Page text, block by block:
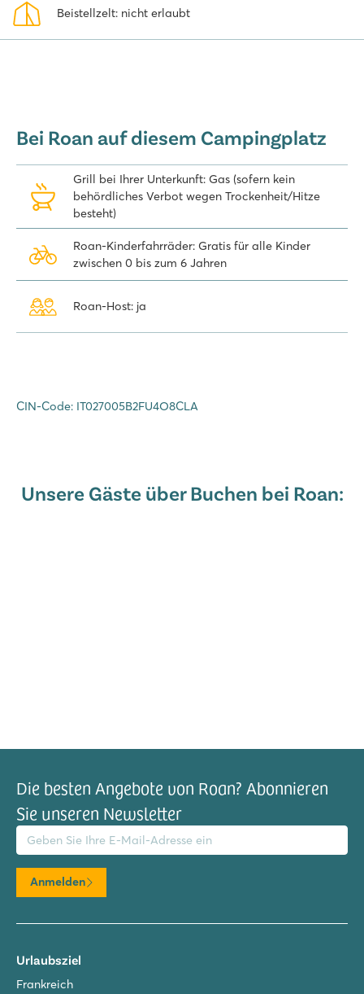
entspannen. Empfehlenswert ist auch ein Ausflug in das malerische
Campingplatz Pra' delle Torri in Italien. Die meisten unserer
Mobilheime befinden sich in einer autofreien Zone, in der Sie ein-
und ausladen dürfen. Entdecken Sie die Möglichkeiten und buchen
Sie Ihren Aufenthalt.
Beistellzelt: nicht erlaubt
Bei Roan auf diesem Campingplatz
Grill bei Ihrer Unterkunft: Gas (sofern kein
behördliches Verbot wegen Trockenheit/Hitze
besteht)
Roan-Kinderfahrräder: Gratis für alle Kinder
zwischen 0 bis zum 6 Jahren
Roan-Host: ja
CIN-Code: IT027005B2FU4O8CLA
Unsere Gäste über Buchen bei Roan:
Die besten Angebote von Roan? Abonnieren
Sie unseren Newsletter
Adresse
Anmelden
Urlaubsziel
Frankreich